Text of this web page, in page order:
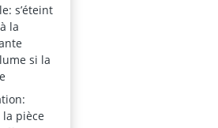
s’éteint
la
si la
pièce